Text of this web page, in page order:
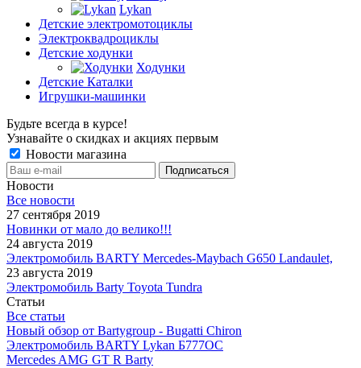
Lykan
Детские электромотоциклы
Электроквадроциклы
Детские ходунки
Ходунки
Детские Каталки
Игрушки-машинки
Будьте всегда в курсе!
Узнавайте о скидках и акциях первым
Новости магазина
Новости
Все новости
27 сентября 2019
Новинки от мало до велико!!!
24 августа 2019
Электромобиль BARTY Mercedes-Maybach G650 Landaulet,
23 августа 2019
Электромобиль Barty Toyota Tundra
Статьи
Все статьи
Новый обзор от Bartygroup - Bugatti Chiron
Электромобиль BARTY Lykan Б777ОС
Mercedes AMG GT R Barty